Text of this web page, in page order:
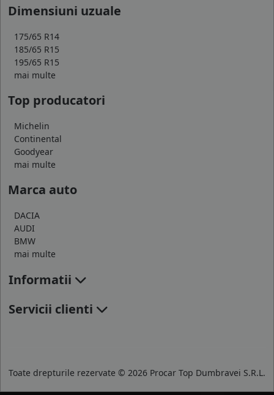
Dimensiuni uzuale
175/65 R14
185/65 R15
195/65 R15
mai multe
Top producatori
Michelin
Continental
Goodyear
mai multe
Marca auto
DACIA
AUDI
BMW
mai multe
Informatii
Servicii clienti
Toate drepturile rezervate © 2026 Procar Top Dumbravei S.R.L.